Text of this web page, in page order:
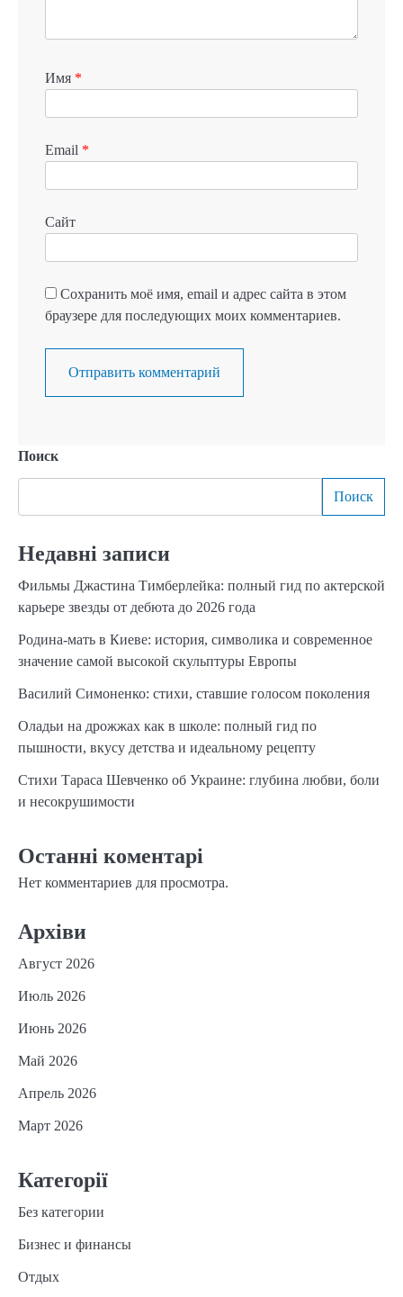
Имя *
Email *
Сайт
Сохранить моё имя, email и адрес сайта в этом
браузере для последующих моих комментариев.
Поиск
Поиск
Недавні записи
Фильмы Джастина Тимберлейка: полный гид по актерской
карьере звезды от дебюта до 2026 года
Родина-мать в Киеве: история, символика и современное
значение самой высокой скульптуры Европы
Василий Симоненко: стихи, ставшие голосом поколения
Оладьи на дрожжах как в школе: полный гид по
пышности, вкусу детства и идеальному рецепту
Стихи Тараса Шевченко об Украине: глубина любви, боли
и несокрушимости
Останні коментарі
Нет комментариев для просмотра.
Архіви
Август 2026
Июль 2026
Июнь 2026
Май 2026
Апрель 2026
Март 2026
Категорії
Без категории
Бизнес и финансы
Отдых